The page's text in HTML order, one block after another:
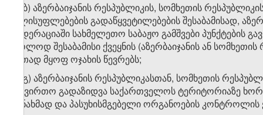
ვ.ბ.ბ) აზერბაიჯანის რესპუბლიკის, სომხეთის
ხელისუფლებების გადაწყვეტილებების შესაბამისად,
ფედერაციაში სახმელეთო საბაჟო გამშვები
მხოლოდ შესაბამისი ქვეყნის (აზერბაიჯანის ან
ერთად მყოფ ოჯახის წევრებს;
ვ.ბ.გ) აზერბაიჯანის რესპუბლიკასთან, სომხეთის
სატვირთო გადაზიდვა საქართველოს ტერიტორიაზე
თანახმად და პასუხისმგებელი ორგანოების კონტროლის